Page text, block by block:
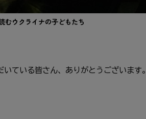
むウクライナの子どもたち
ている皆さん、ありがとうございます。